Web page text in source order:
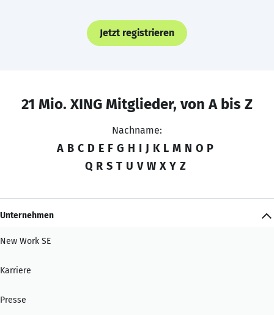
Jetzt registrieren
21 Mio. XING Mitglieder, von A bis Z
Nachname:
A B C D E F G H I J K L M N O P
Q R S T U V W X Y Z
Unternehmen
New Work SE
Karriere
Presse